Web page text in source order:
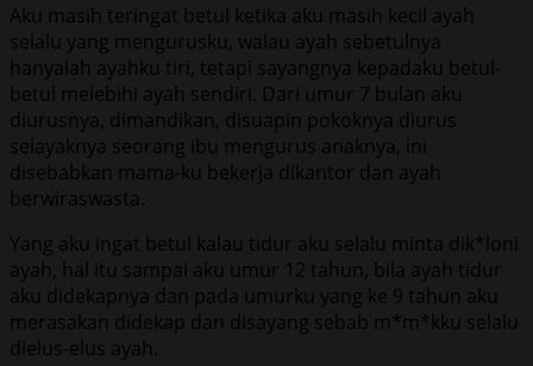
Aku masih teringat betul ketika aku masih kecil ayah
selalu yang mengurusku, walau ayah sebetulnya
hanyalah ayahku tiri, tetapi sayangnya kepadaku betul-
betul melebihi ayah sendiri. Dari umur 7 bulan aku
diurusnya, dimandikan, disuapin pokoknya diurus
selayaknya seorang ibu mengurus anaknya, ini
disebabkan mama-ku bekerja dikantor dan ayah
berwiraswasta.
Yang aku ingat betul kalau tidur aku selalu minta dik*loni
ayah, hal itu sampai aku umur 12 tahun, bila ayah tidur
aku didekapnya dan pada umurku yang ke 9 tahun aku
merasakan didekap dan disayang sebab m*m*kku selalu
dielus-elus ayah.